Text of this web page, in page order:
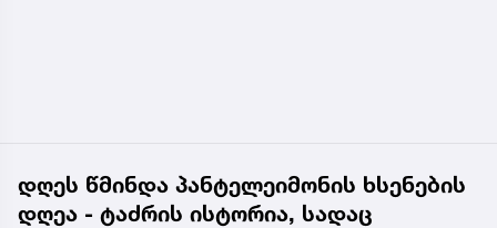
დღეს წმინდა პანტელეიმონის ხსენების
დღეა - ტაძრის ისტორია, სადაც